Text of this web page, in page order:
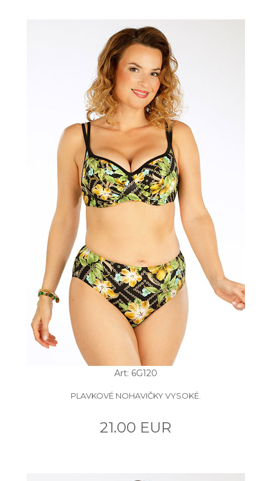
Art: 6G120
PLAVKOVÉ NOHAVIČKY VYSOKÉ.
21.00 EUR